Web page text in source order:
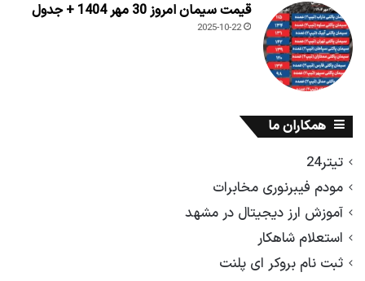
قیمت سیمان امروز 30 مهر 1404 + جدول
2025-10-22
همکاران ما
تیتر24
مودم فیبرنوری مخابرات
آموزش ارز دیجیتال در مشهد
استعلام شاهکار
ثبت نام بروکر ای پلنت